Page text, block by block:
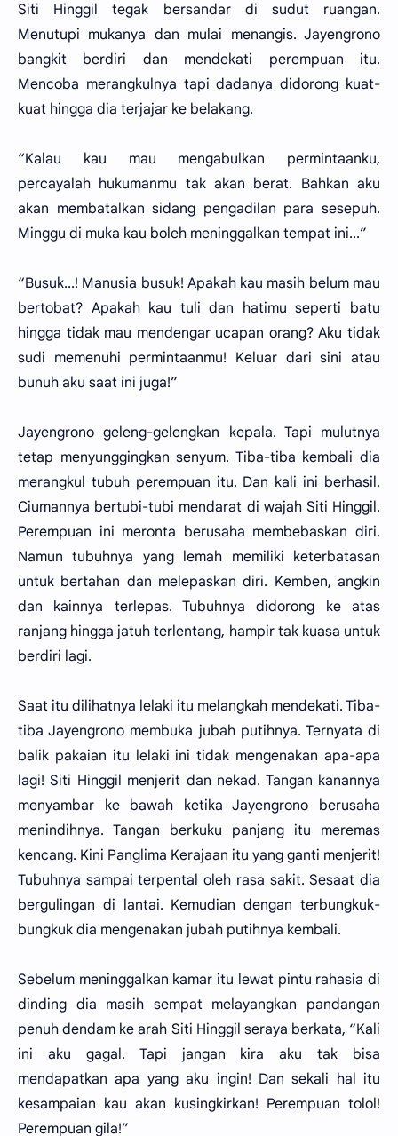
Siti Hinggil tegak bersandar di sudut ruangan.
Menutupi mukanya dan mulai menangis. Jayengrono
bangkit berdiri dan mendekati perempuan itu.
Mencoba merangkulnya tapi dadanya didorong kuat-
kuat hingga dia terjajar ke belakang.
“Kalau kau mau mengabulkan permintaanku,
percayalah hukumanmu tak akan berat. Bahkan aku
akan membatalkan sidang pengadilan para sesepuh.
Minggu di muka kau boleh meninggalkan tempat ini...”
“Busuk...! Manusia busuk! Apakah kau masih belum mau
bertobat? Apakah kau tuli dan hatimu seperti batu
hingga tidak mau mendengar ucapan orang? Aku tidak
sudi memenuhi permintaanmu! Keluar dari sini atau
bunuh aku saat ini juga!”
Jayengrono geleng-gelengkan kepala. Tapi mulutnya
tetap menyunggingkan senyum. Tiba-tiba kembali dia
merangkul tubuh perempuan itu. Dan kali ini berhasil.
Ciumannya bertubi-tubi mendarat di wajah Siti Hinggil.
Perempuan ini meronta berusaha membebaskan diri.
Namun tubuhnya yang lemah memiliki keterbatasan
untuk bertahan dan melepaskan diri. Kemben, angkin
dan kainnya terlepas. Tubuhnya didorong ke atas
ranjang hingga jatuh terlentang, hampir tak kuasa untuk
berdiri lagi.
Saat itu dilihatnya lelaki itu melangkah mendekati. Tiba-
tiba Jayengrono membuka jubah putihnya. Ternyata di
balik pakaian itu lelaki ini tidak mengenakan apa-apa
lagi! Siti Hinggil menjerit dan nekad. Tangan kanannya
menyambar ke bawah ketika Jayengrono berusaha
menindihnya. Tangan berkuku panjang itu meremas
kencang. Kini Panglima Kerajaan itu yang ganti menjerit!
Tubuhnya sampai terpental oleh rasa sakit. Sesaat dia
bergulingan di lantai. Kemudian dengan terbungkuk-
bungkuk dia mengenakan jubah putihnya kembali.
Sebelum meninggalkan kamar itu lewat pintu rahasia di
dinding dia masih sempat melayangkan pandangan
penuh dendam ke arah Siti Hinggil seraya berkata, “Kali
ini aku gagal. Tapi jangan kira aku tak bisa
mendapatkan apa yang aku ingin! Dan sekali hal itu
kesampaian kau akan kusingkirkan! Perempuan tolol!
Perempuan gila!”